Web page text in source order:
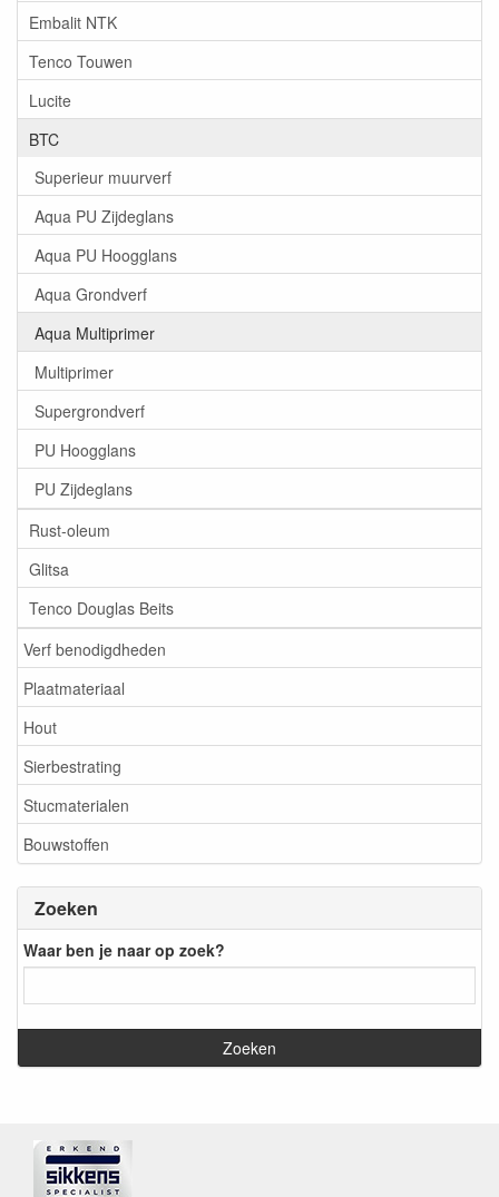
Embalit NTK
Tenco Touwen
Lucite
BTC
Superieur muurverf
Aqua PU Zijdeglans
Aqua PU Hoogglans
Aqua Grondverf
Aqua Multiprimer
Multiprimer
Supergrondverf
PU Hoogglans
PU Zijdeglans
Rust-oleum
Glitsa
Tenco Douglas Beits
Verf benodigdheden
Plaatmateriaal
Hout
Sierbestrating
Stucmaterialen
Bouwstoffen
Zoeken
Waar ben je naar op zoek?